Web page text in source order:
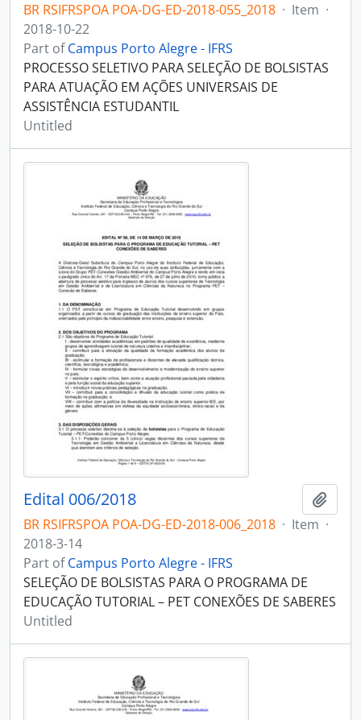
BR RSIFRSPOA POA-DG-ED-2018-055_2018 · Item ·
2018-10-22
Part ofCampus Porto Alegre - IFRS
PROCESSO SELETIVO PARA SELEÇÃO DE BOLSISTAS
PARA ATUAÇÃO EM AÇÕES UNIVERSAIS DE
ASSISTÊNCIA ESTUDANTIL
Untitled
Edital 006/2018
BR RSIFRSPOA POA-DG-ED-2018-006_2018 · Item ·
2018-3-14
Part ofCampus Porto Alegre - IFRS
SELEÇÃO DE BOLSISTAS PARA O PROGRAMA DE
EDUCAÇÃO TUTORIAL – PET CONEXÕES DE SABERES
Untitled